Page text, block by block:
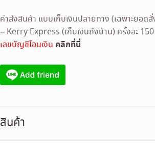
ค่าส่งสินค้า แบบเก็บเงินปลายทาง (เฉพาะยอด
– Kerry Express (เก็บเงินถึงบ้าน) ครั้งละ
เลขบัญชีโอนเงิน คลิกที่นี่
สินค้า